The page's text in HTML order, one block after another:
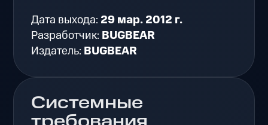
Дата выхода: 29 мар. 2012 г.
Разработчик: BUGBEAR
Издатель: BUGBEAR
Системные